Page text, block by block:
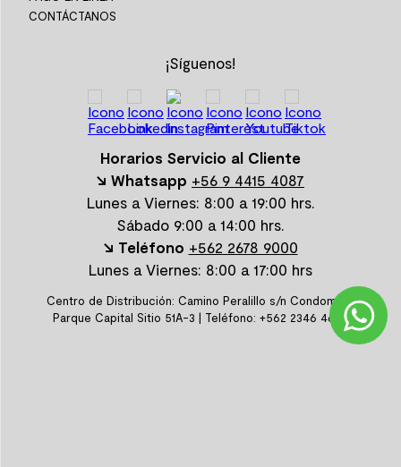
CONTÁCTANOS
¡Síguenos!
Horarios Servicio al Cliente
↘ Whatsapp +56 9 4415 4087
Lunes a Viernes: 8:00 a 19:00 hrs.
Sábado 9:00 a 14:00 hrs.
↘ Teléfono +562 2678 9000
Lunes a Viernes: 8:00 a 17:00 hrs
Centro de Distribución: Camino Peralillo s/n Condominio
Parque Capital Sitio 51A-3 | Teléfono: +562 2346 4600